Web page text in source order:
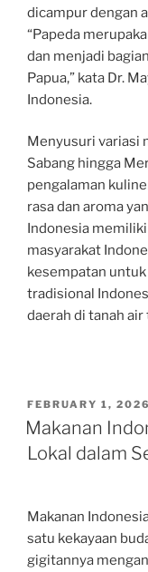
dicampur dengan
“Papeda
dan menjadi
Papua,” kata Dr.
Indonesia.
Menyusuri variasi
Sabang hingga
pengalaman
rasa dan aroma
Indonesia
masyarakat
kesempatan
tradisional
daerah di tanah
POSTED
ON
FEBRUARY 1, 2026
Makanan
Lokal dalam
Makanan
satu kekayaan
gigitannya